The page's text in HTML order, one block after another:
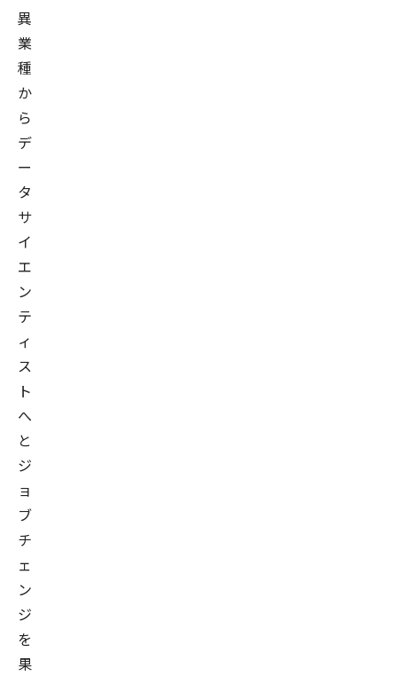
異
業
種
か
ら
デ
ー
タ
サ
イ
エ
ン
テ
ィ
ス
ト
へ
と
ジ
ョ
ブ
チ
ェ
ン
ジ
を
果